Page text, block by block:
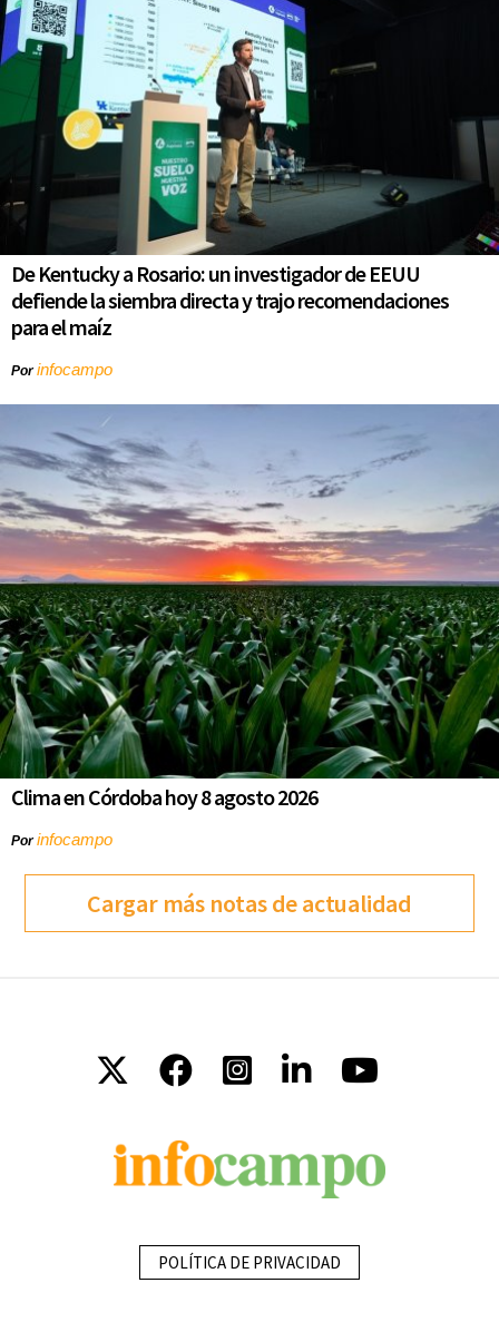
De Kentucky a Rosario: un investigador de EEUU
defiende la siembra directa y trajo recomendaciones
para el maíz
Porinfocampo
Clima en Córdoba hoy 8 agosto 2026
Porinfocampo
Cargar más notas de actualidad
POLÍTICA DE PRIVACIDAD